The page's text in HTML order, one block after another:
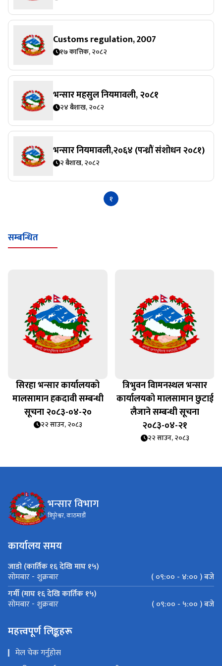
Customs regulation, 2007
१७ कात्तिक, २०८२
भन्सार महसुल नियमावली, २०८१
२४ बैशाख, २०८२
भन्सार नियमावली,२०६४ (पन्ध्राैं संशोधन २०८१)
२ बैशाख, २०८२
१
सम्बन्धित
सिरहा भन्सार कार्यालयको
मालसामान हकदावी सम्बन्धी
सूचना २०८३-०४-२०
२२ साउन, २०८३
त्रिभुवन विामनस्थल भन्सार
कार्यालयको मालसामान छुटाई
लैजाने सम्बन्धी सूचना
२०८३-०४-२१
२२ साउन, २०८३
भन्सार विभाग
त्रिपुरेश्वर, काठमाडौं
कार्यालय समय
जाडो (कार्तिक १६ देखि माघ १५)
सोमबार - शुक्रबार
( ०९:०० - ४:०० ) बजे
गर्मी (माघ १६ देखि कार्तिक १५)
सोमबार - शुक्रबार ( ०९:०० - ५:०० ) बजे
महत्त्वपूर्ण लिङ्कहरू
मेल चेक गर्नुहोस